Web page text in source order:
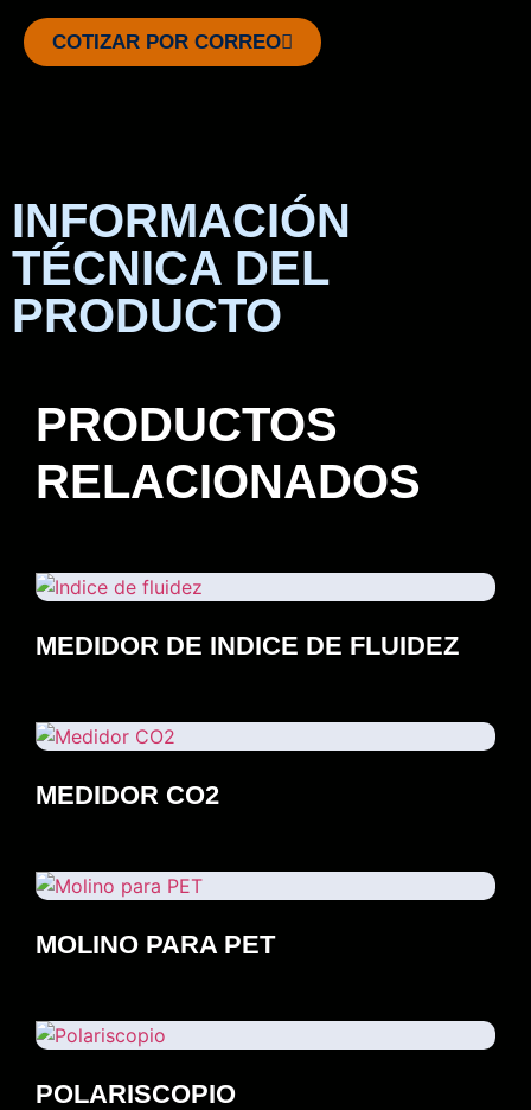
COTIZAR POR CORREO
INFORMACIÓN
TÉCNICA DEL
PRODUCTO
PRODUCTOS
RELACIONADOS
MEDIDOR DE INDICE DE FLUIDEZ
MEDIDOR CO2
MOLINO PARA PET
POLARISCOPIO